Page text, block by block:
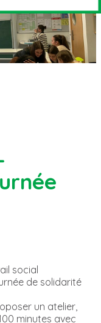
social
de solidarité
un atelier,
minutes avec